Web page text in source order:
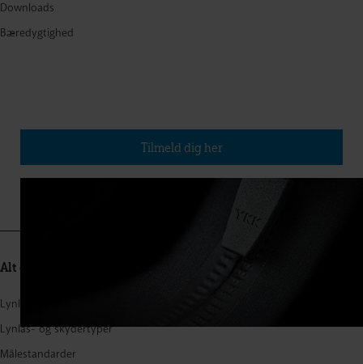
Downloads
Bæredygtighed
Tilmeld dig her
Alt om lynlåse
Lynlåsstruktur
Lynlås- og skydertyper
Målestandarder